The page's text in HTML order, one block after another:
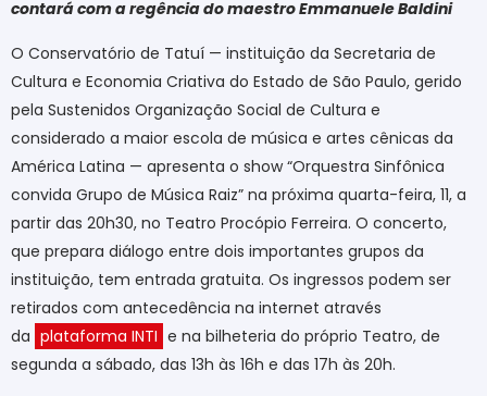
contará com a regência do maestro Emmanuele Baldini
O Conservatório de Tatuí — instituição da Secretaria de
Cultura e Economia Criativa do Estado de São Paulo, gerido
pela Sustenidos Organização Social de Cultura e
considerado a maior escola de música e artes cênicas da
América Latina — apresenta o show “Orquestra Sinfônica
convida Grupo de Música Raiz” na próxima quarta-feira, 11, a
partir das 20h30, no Teatro Procópio Ferreira. O concerto,
que prepara diálogo entre dois importantes grupos da
instituição, tem entrada gratuita. Os ingressos podem ser
retirados com antecedência na internet através
da plataforma INTI e na bilheteria do próprio Teatro, de
segunda a sábado, das 13h às 16h e das 17h às 20h.